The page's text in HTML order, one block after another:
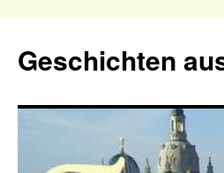
Geschichten